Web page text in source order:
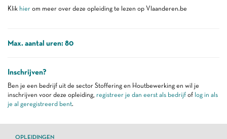
Klik hier om meer over deze opleiding te lezen op Vlaanderen.be
Max. aantal uren: 80
Inschrijven?
Ben je een bedrijf uit de sector Stoffering en Houtbewerking en wil je
inschrijven voor deze opleiding, registreer je dan eerst als bedrijf of log in als
je al geregistreerd bent.
OPLEIDINGEN